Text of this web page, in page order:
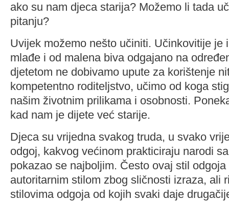
ako su nam djeca starija? Možemo li tada
pitanju?
Uvijek možemo nešto učiniti. Učinkovitije je
mlađe i od malena biva odgajano na
djetetom ne dobivamo upute za korištenje
kompetentno roditeljstvo, učimo od koga
našim životnim prilikama i osobnosti.
kad nam je dijete već starije.
Djeca su vrijedna svakog truda, u svako
odgoj, kakvog većinom prakticiraju narodi
pokazao se najboljim. Često ovaj stil
autoritarnim stilom zbog sličnosti izraza, ali
stilovima odgoja od kojih svaki daje